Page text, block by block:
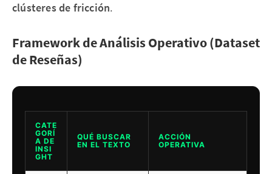
clústeres de fricción.
Framework de Análisis Operativo (Dataset
de Reseñas)
CATE
GORÍ
A DE
INSI
GHT
QUÉ BUSCAR
EN EL TEXTO
ACCIÓN
OPERATIVA